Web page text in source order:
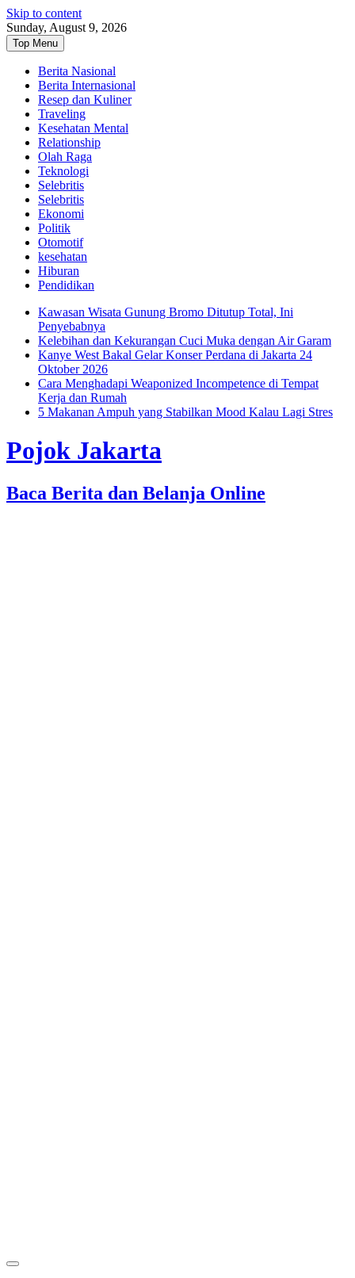
Skip to content
Sunday, August 9, 2026
Top Menu
Berita Nasional
Berita Internasional
Resep dan Kuliner
Traveling
Kesehatan Mental
Relationship
Olah Raga
Teknologi
Selebritis
Selebritis
Ekonomi
Politik
Otomotif
kesehatan
Hiburan
Pendidikan
Kawasan Wisata Gunung Bromo Ditutup Total, Ini
Penyebabnya
Kelebihan dan Kekurangan Cuci Muka dengan Air Garam
Kanye West Bakal Gelar Konser Perdana di Jakarta 24
Oktober 2026
Cara Menghadapi Weaponized Incompetence di Tempat
Kerja dan Rumah
5 Makanan Ampuh yang Stabilkan Mood Kalau Lagi Stres
Pojok Jakarta
Baca Berita dan Belanja Online